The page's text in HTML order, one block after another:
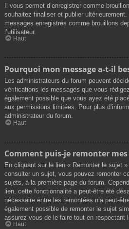
Il vous permet d’enregistrer comme
souhaitez finaliser et publier
messages enregistrés comme brouillons
l’utilisateur.
Haut
Pourquoi mon message a-t-il
Les administrateurs du forum peuvent
vérifications les messages que vous
également possible que vous ayez été
aux permissions limitées. Pour plus
administrateur du forum.
Haut
Comment puis-je remonter mes
En cliquant sur le lien « Remonter le sujet
consulter un sujet, vous pouvez remonter
sujets, à la première page du forum.
lien, cette fonctionnalité a peut-être été
nécessaire entre les remontées n’a peut-
également possible de remonter le sujet
assurez-vous de le faire tout en respectant
Haut